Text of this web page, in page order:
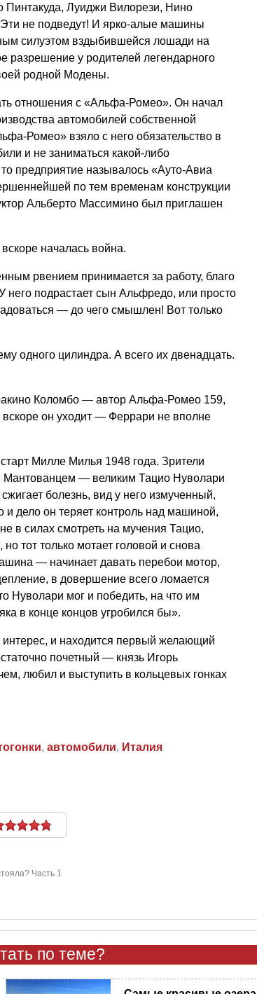
Луиджи Вилорези, Нино
не подведут! И ярко-алые машины
силуэтом вздыбившейся лошади на
разрешение у родителей легендарного
родной Модены.
отношения с «Альфа-Ромео». Он начал
автомобилей собственной
Ромео» взяло с него обязательство в
и не заниматься какой-либо
предприятие называлось «Ауто-Авиа
по тем временам конструкции
Альберто Массимино был приглашен
началась война.
рвением принимается за работу, благо
него подрастает сын Альфредо, или просто
— до чего смышлен! Вот только
одного цилиндра. А всего их двенадцать.
Коломбо — автор Альфа-Ромео 159,
он уходит — Феррари не вполне
Милле Милья 1948 года. Зрители
Мантованцем — великим Тацио Нуволари
болезнь, вид у него измученный,
и дело он теряет контроль над машиной,
в силах смотреть на мучения Тацио,
тот только мотает головой и снова
— начинает давать перебои мотор,
в довершение всего ломается
Нуволари мог и победить, на что им
в конце концов угробился бы».
и находится первый желающий
почетный — князь Игорь
любил и выступить в кольцевых гонках
, автомобили, Италия
Часть 1
по теме?